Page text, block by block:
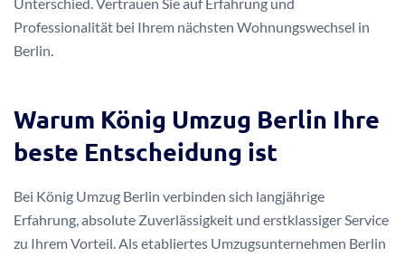
Unterschied. Vertrauen Sie auf Erfahrung und
Professionalität bei Ihrem nächsten Wohnungswechsel in
Berlin.
Warum König Umzug Berlin Ihre
beste Entscheidung ist
Bei König Umzug Berlin verbinden sich langjährige
Erfahrung, absolute Zuverlässigkeit und erstklassiger Service
zu Ihrem Vorteil. Als etabliertes Umzugsunternehmen Berlin